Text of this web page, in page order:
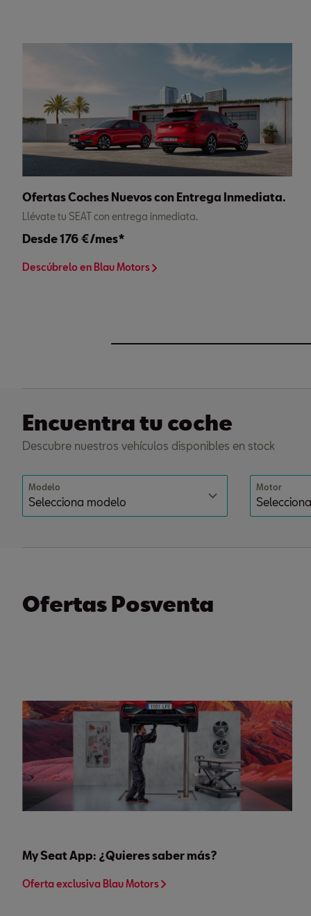
Ofertas Coches Nuevos con Entrega Inmediata.
Llévate tu SEAT con entrega inmediata.
Desde 176 €/mes*
Descúbrelo en Blau Motors
Encuentra tu coche
Descubre nuestros vehículos disponibles en stock
Modelo Motor
Ofertas Posventa
My Seat App: ¿Quieres saber más?
Oferta exclusiva Blau Motors